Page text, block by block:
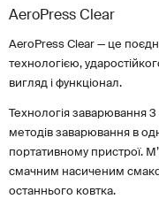
AeroPress Clear
AeroPress Clear — це
технологією,
вигляд і функціонал.
Технологія заварювання 3
методів заварювання в
портативному пристрої.
смачним насиченим
останнього ковтка.